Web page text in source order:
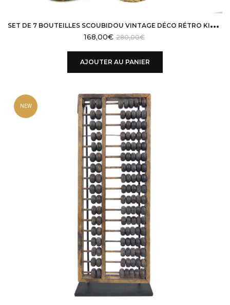
S
ET DE 7 BOUTEILLES SCOUBIDOU VINTAGE DÉCO RÉTRO KITSCH OBJETS SOUVENIR 60
280,00€
168,00€
AJOUTER AU PANIER
NEW